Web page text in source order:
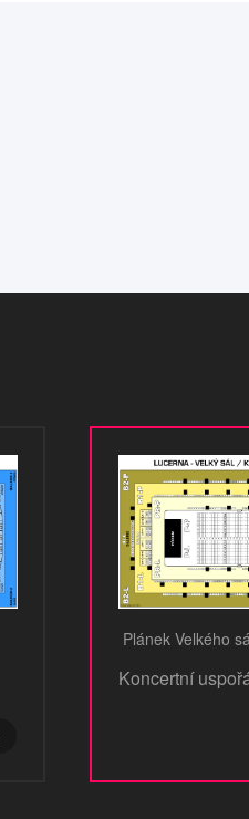
Plánek Velkého
Koncertní